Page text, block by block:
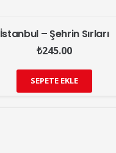
İstanbul – Şehrin Sırları
₺245.00
SEPETE EKLE